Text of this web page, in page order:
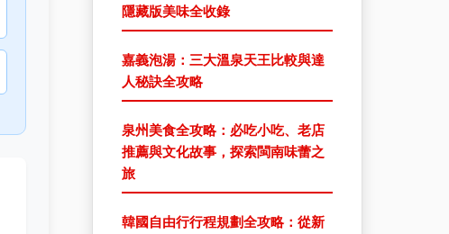
隱藏版美味全收錄
嘉義泡湯：三大溫泉天王比較與達
人秘訣全攻略
泉州美食全攻略：必吃小吃、老店
推薦與文化故事，探索閩南味蕾之
旅
韓國自由行行程規劃全攻略：從新